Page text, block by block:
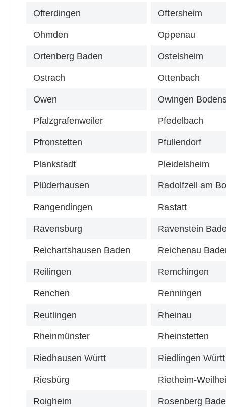
Ofterdingen Oftersheim
Ohmden Oppenau
Ortenberg Baden Ostelsheim
Ostrach Ottenbach
Owen Owingen
Pfalzgrafenweiler Pfedelbach
Pfronstetten Pfullendorf
Plankstadt Pleidelsheim
Plüderhausen Radolfzell am
Rangendingen Rastatt
Ravensburg Ravenstein
Reichartshausen Baden Reichenau
Reilingen Remchingen
Renchen Renningen
Reutlingen Rheinau
Rheinmünster Rheinstetten
Riedhausen Württ Riedlingen Württ
Riesbürg Rietheim-
Roigheim Rosenberg